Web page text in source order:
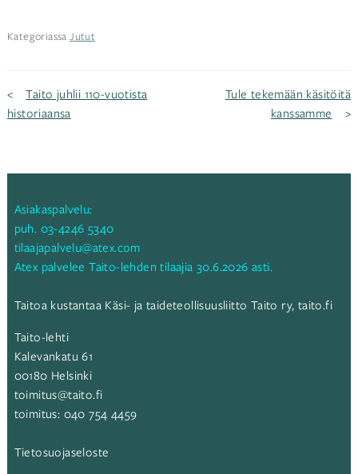
KategoriassaJutut
Artikkelien
Taito juhlii 110-vuotista
historiaansa
Tule tekemään käsitöitä
kanssamme
Asiakaspalvelu:
puh. 03-4246 5340
tilaajapalvelu@atex.com
Atex palvelee Taito-lehden tilaajia 30.6.2026 asti.
Taitoa kustantaa Käsi- ja taideteollisuusliitto Taito ry, taito.fi
Taito-lehti
Kalevankatu 61
00180 Helsinki
toimitus@taito.fi
toimitus: 040 754 4459
Tietosuojaseloste